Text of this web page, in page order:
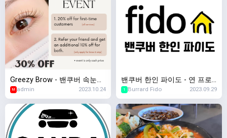
Greezy Brow - 밴쿠버 속눈썹,
눈썹반영구, 두피문신 전문
M admin 2023.10.24
밴쿠버 한인 파이도 - 연 프로
모션 진행중
1 Burrard Fido 2023.09.29